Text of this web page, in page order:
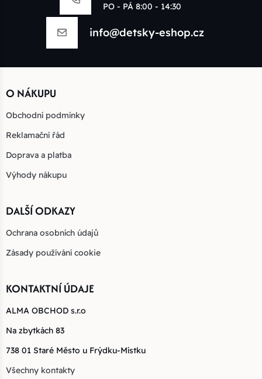
PO - PÁ 8:00 - 14:30
info@detsky-eshop.cz
O NÁKUPU
Obchodní podmínky
Reklamační řád
Doprava a platba
Výhody nákupu
DALŠÍ ODKAZY
Ochrana osobních údajů
Zásady používání cookie
KONTAKTNÍ ÚDAJE
ALMA OBCHOD s.r.o
Na zbytkách 83
738 01 Staré Město u Frýdku-Místku
Všechny kontakty